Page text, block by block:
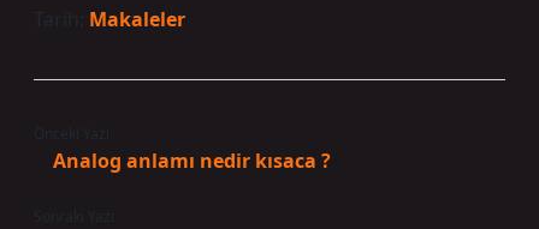
Tarih: Makaleler
Analog anlamı nedir kısaca ?